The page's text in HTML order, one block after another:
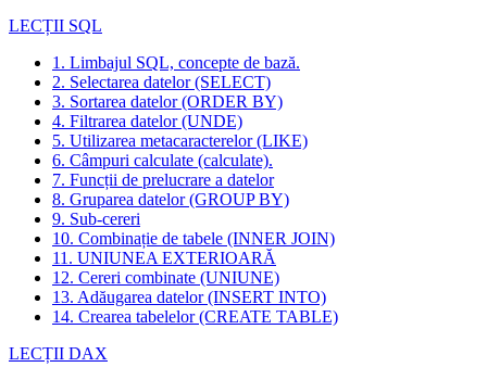
LECȚII SQL
1. Limbajul SQL, concepte de bază.
2. Selectarea datelor (SELECT)
3. Sortarea datelor (ORDER BY)
4. Filtrarea datelor (UNDE)
5. Utilizarea metacaracterelor (LIKE)
6. Câmpuri calculate (calculate).
7. Funcții de prelucrare a datelor
8. Gruparea datelor (GROUP BY)
9. Sub-cereri
10. Combinație de tabele (INNER JOIN)
11. UNIUNEA EXTERIOARĂ
12. Cereri combinate (UNIUNE)
13. Adăugarea datelor (INSERT INTO)
14. Crearea tabelelor (CREATE TABLE)
LECȚII DAX